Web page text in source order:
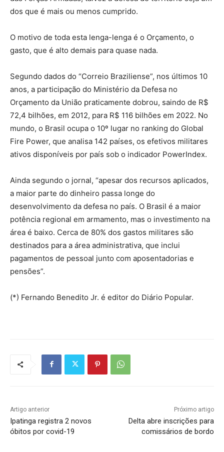
dos que é mais ou menos cumprido.
O motivo de toda esta lenga-lenga é o Orçamento, o
gasto, que é alto demais para quase nada.
Segundo dados do “Correio Braziliense”, nos últimos 10
anos, a participação do Ministério da Defesa no
Orçamento da União praticamente dobrou, saindo de R$
72,4 bilhões, em 2012, para R$ 116 bilhões em 2022. No
mundo, o Brasil ocupa o 10º lugar no ranking do Global
Fire Power, que analisa 142 países, os efetivos militares
ativos disponíveis por país sob o indicador PowerIndex.
Ainda segundo o jornal, “apesar dos recursos aplicados,
a maior parte do dinheiro passa longe do
desenvolvimento da defesa no país. O Brasil é a maior
potência regional em armamento, mas o investimento na
área é baixo. Cerca de 80% dos gastos militares são
destinados para a área administrativa, que inclui
pagamentos de pessoal junto com aposentadorias e
pensões”.
(*) Fernando Benedito Jr. é editor do Diário Popular.
Artigo anterior
Ipatinga registra 2 novos
óbitos por covid-19
Próximo artigo
Delta abre inscrições para
comissários de bordo